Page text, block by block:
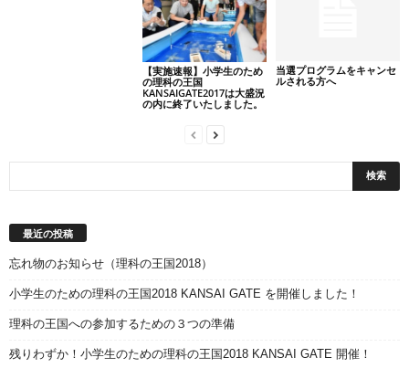
【実施速報】小学生のため
の理科の王国
KANSAIGATE2017は大盛況
の内に終了いたしました。
当選プログラムをキャンセ
ルされる方へ
最近の投稿
忘れ物のお知らせ（理科の王国2018）
小学生のための理科の王国2018 KANSAI GATE を開催しました！
理科の王国への参加するための３つの準備
残りわずか！小学生のための理科の王国2018 KANSAI GATE 開催！